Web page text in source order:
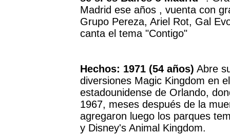
Madrid ese años , vuenta con
Grupo Pereza, Ariel Rot, Gal
canta el tema "Contigo"
Hechos: 1971 (54 años) Abre
diversiones Magic Kingdom en
estadounidense de Orlando,
1967, meses después de la
agregaron luego los parques
y Disney's Animal Kingdom.